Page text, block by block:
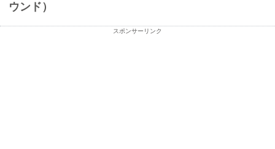
ウンド）
スポンサーリンク